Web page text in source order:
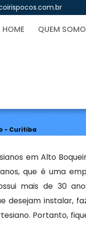
HOME QUEM
- Curitiba
em Alto
que é uma
mais de 30
desejam instalar,
Portanto,